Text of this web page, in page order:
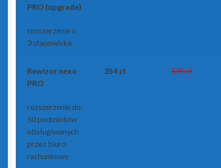
PRO (upgrade)
rozszerzenie o
3 stanowiska
Rewizor nexo
PRO
rozszerzenie do
50 podmiotów
obsługiwanych
przez biuro
rachunkowe
354 zł 590 zł